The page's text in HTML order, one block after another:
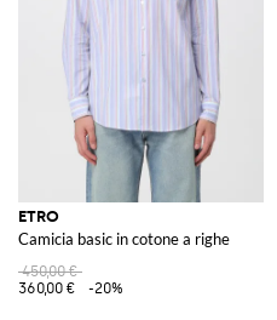
ETRO
Camicia basic in cotone a righe
450,00 €
360,00 €
-20%